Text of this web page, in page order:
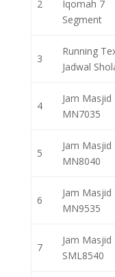
2
Iqomah 7
Segment
3
Running
Jadwal
4
Jam Masjid
MN7035
5
Jam Masjid
MN8040
6
Jam Masjid
MN9535
7
Jam Masjid
SML8540